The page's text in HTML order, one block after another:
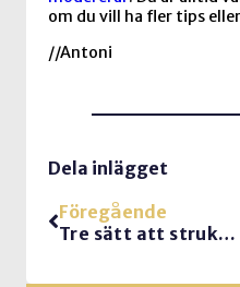
om du vill ha fler tips
//Antoni
Dela inlägget
Föregående
Tre sätt att strukturera ditt innehåll i en presentation